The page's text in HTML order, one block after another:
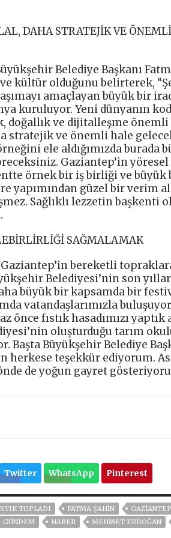
DAHA STRATEJİK VE
Belediye Başkanı
kültür olduğunu belirterek,
amaçlayan büyük bir
kuruluyor. Yeni dünyanın
doğallık ve dijitalleşme
stratejik ve önemli hale
ele aldığımızda burada
Gaziantep’in
örnek bir iş birliği ve büyük
yapımından güzel bir verim
Sağlıklı lezzetin başkenti
SAĞMALAMAK
bereketli
Belediyesi’nin son
büyük bir kapsamda bir
vatandaşlarımızla
önce fıstık hasadımızı yaptık
oluşturduğu tarım
Başta Büyükşehir Belediye
herkese teşekkür ediyorum.
de yoğun gayret
Twitter WhatsApp Pinterest
TOPLADI FATMA ŞAHİN
GAZIANTEP
GÜNDEM HABER MEHMET ERDOĞAN